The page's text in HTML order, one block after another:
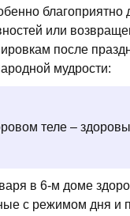
или
после
мудрости:
теле –
в 6-м доме
с режимом дня и